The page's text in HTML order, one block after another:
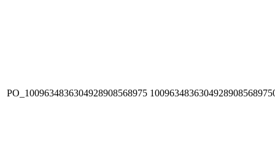
PO_1009634836304928908568975